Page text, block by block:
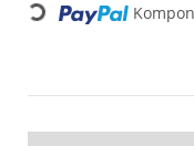
Loading...